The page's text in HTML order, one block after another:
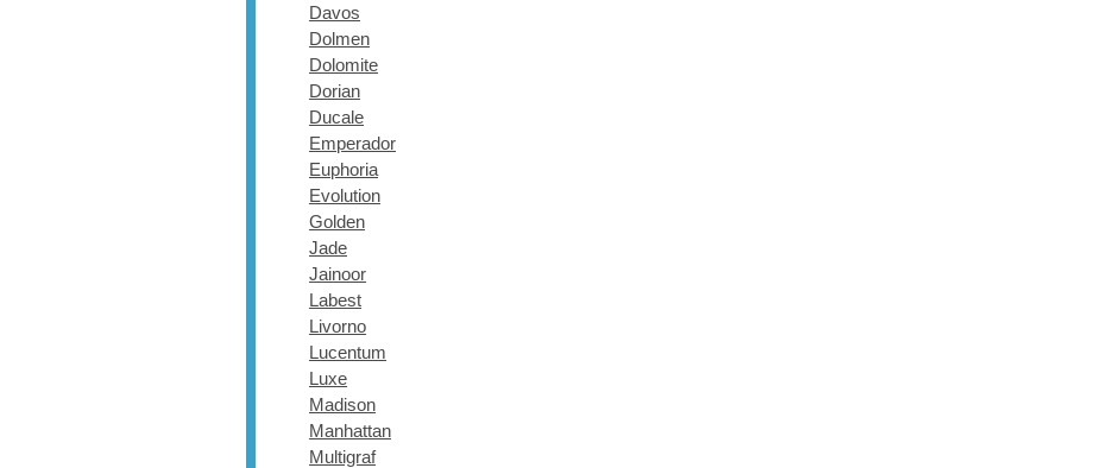
Davos
Dolmen
Dolomite
Dorian
Ducale
Emperador
Euphoria
Evolution
Golden
Jade
Jainoor
Labest
Livorno
Lucentum
Luxe
Madison
Manhattan
Multigraf